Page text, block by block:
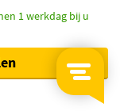
1 werkdag bij u